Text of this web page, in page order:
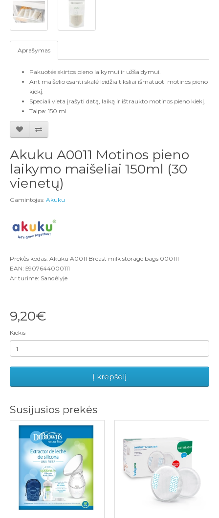
Aprašymas
Pakuotės skirtos pieno laikymui ir užšaldymui.
Ant maišelio esanti skalė leidžia tiksliai išmatuoti motinos pieno
kiekį.
Speciali vieta įrašyti datą, laiką ir ištraukto motinos pieno kiekį.
Talpa: 150 ml
Akuku A0011 Motinos pieno
laikymo maišeliai 150ml (30
vienetų)
Gamintojas: Akuku
Prekės kodas: Akuku A0011 Breast milk storage bags 000111
EAN: 5907644000111
Ar turime: Sandėlyje
9,20€
Kiekis
Į krepšelį
Susijusios prekės